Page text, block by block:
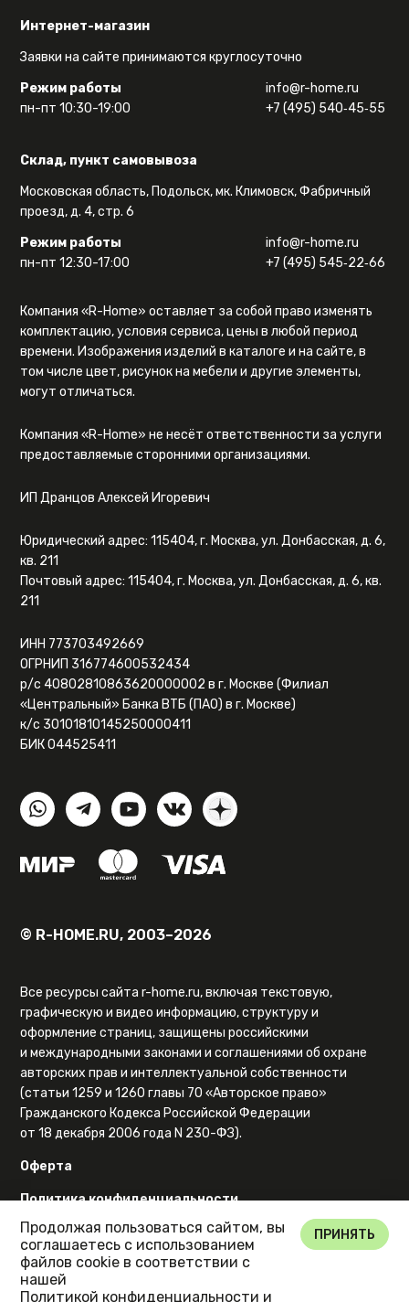
Интернет-магазин
Заявки на сайте принимаются круглосуточно
Режим работы
пн-пт 10:30-19:00
info@r-home.ru
+7 (495) 540‑45‑55
Склад, пункт самовывоза
Московская область, Подольск, мк. Климовск, Фабричный
проезд, д. 4, стр. 6
Режим работы
пн-пт 12:30-17:00
info@r-home.ru
+7 (495) 545‑22‑66
Компания «R-Home» оставляет за собой право изменять
комплектацию, условия сервиса, цены в любой период
времени. Изображения изделий в каталоге и на сайте, в
том числе цвет, рисунок на мебели и другие элементы,
могут отличаться.
Компания «R-Home» не несёт ответственности за услуги
предоставляемые сторонними организациями.
ИП Дранцов Алексей Игоревич
Юридический адрес: 115404, г. Москва, ул. Донбасская, д. 6,
кв. 211
Почтовый адрес: 115404, г. Москва, ул. Донбасская, д. 6, кв.
211
ИНН 773703492669
ОГРНИП 316774600532434
р/с 40802810863620000002 в г. Москве (Филиал
«Центральный» Банка ВТБ (ПАО) в г. Москве)
к/с 30101810145250000411
БИК 044525411
© R-HOME.RU, 2003–2026
Все ресурсы сайта r-home.ru, включая текстовую,
графическую и видео информацию, структуру и
оформление страниц, защищены российскими
и международными законами и соглашениями об охране
авторских прав и интеллектуальной собственности
(статьи 1259 и 1260 главы 70 «Авторское право»
Гражданского Кодекса Российской Федерации
от 18 декабря 2006 года N 230-ФЗ).
Оферта
Политика конфиденциальности
Карта сайта
Продолжая пользоваться сайтом, вы
соглашаетесь с использованием
файлов cookie в соответствии с
нашей
Политикой конфиденциальности и
ПРИНЯТЬ